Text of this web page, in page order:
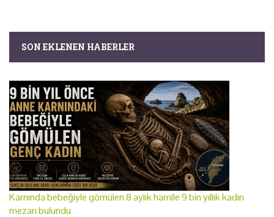
SON EKLENEN HABERLER
Karnında bebeğiyle gömülen 8 aylık hamile 9 bin yıllık kadın
mezarı bulundu